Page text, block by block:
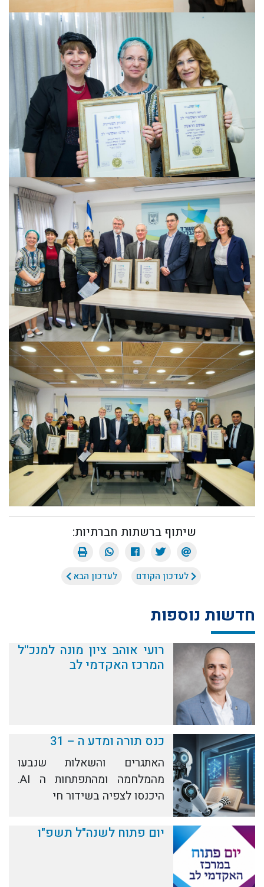
שיתוף ברשתות חברתיות:
לעדכון הקודם לעדכון הבא
חדשות נוספות
רועי אוהב ציון מונה למנכ''ל
המרכז האקדמי לב
כנס תורה ומדע ה – 31
האתגרים והשאלות שנבעו
מהמלחמה ומהתפתחות ה AI.
היכנסו לצפיה בשידור חי
יום פתוח לשנה"ל תשפ"ו